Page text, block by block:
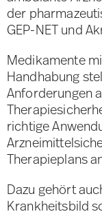
der
GEP-NET und
Medikamente
Handhabung
Anforderungen
richtige
Therapieplans
Dazu gehört
Krankheitsbild